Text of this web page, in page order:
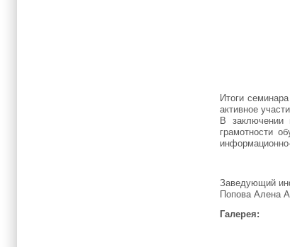
Итоги
активное
В заключении
грамотности
Заведующий
Попова Алена
Галерея: